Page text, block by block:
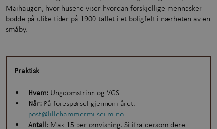
Kunnskap og læring
+
Om Maihaugen
Maihaugen, hvor husene viser hvordan forskjellige mennesker
bodde på ulike tider på 1900-tallet i et boligfelt i nærheten av en
småby.
Praktisk
Hvem: Ungdomstrinn og VGS
Når: På forespørsel gjennom året.
post@lillehammermuseum.no
Antall: Max 15 per omvisning. Si ifra dersom dere